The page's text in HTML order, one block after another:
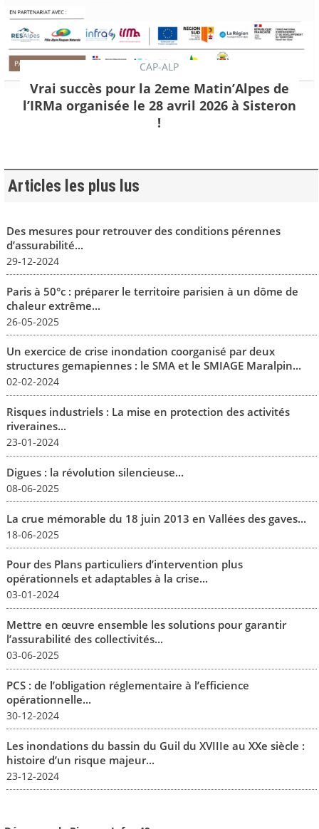
CAP-ALP
Vrai succès pour la 2eme Matin’Alpes de
l’IRMa organisée le 28 avril 2026 à Sisteron
!
Articles les plus lus
Des mesures pour retrouver des conditions pérennes
d’assurabilité...
29-12-2024
Paris à 50°c : préparer le territoire parisien à un dôme de
chaleur extrême...
26-05-2025
Un exercice de crise inondation coorganisé par deux
structures gemapiennes : le SMA et le SMIAGE Maralpin...
02-02-2024
Risques industriels : La mise en protection des activités
riveraines...
23-01-2024
Digues : la révolution silencieuse...
08-06-2025
La crue mémorable du 18 juin 2013 en Vallées des gaves...
18-06-2025
Pour des Plans particuliers d’intervention plus
opérationnels et adaptables à la crise...
03-01-2024
Mettre en œuvre ensemble les solutions pour garantir
l’assurabilité des collectivités...
03-06-2025
PCS : de l’obligation réglementaire à l’efficience
opérationnelle...
30-12-2024
Les inondations du bassin du Guil du XVIIIe au XXe siècle :
histoire d’un risque majeur...
23-12-2024